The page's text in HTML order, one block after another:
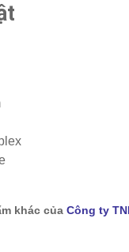
khác của Công ty